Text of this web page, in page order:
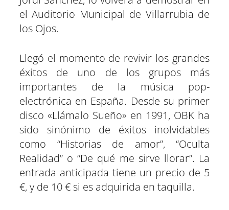
el Auditorio Municipal de Villarrubia de
los Ojos.
Llegó el momento de revivir los grandes
éxitos de uno de los grupos más
importantes de la música pop-
electrónica en España. Desde su primer
disco «Llámalo Sueño» en 1991, OBK ha
sido sinónimo de éxitos inolvidables
como “Historias de amor”, “Oculta
Realidad” o “De qué me sirve llorar”. La
entrada anticipada tiene un precio de 5
€, y de 10 € si es adquirida en taquilla.